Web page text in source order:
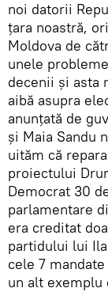
noi datorii
țara noastră,
Moldova de
unele
decenii și asta
aibă asupra
anunțată de
și Maia Sandu
uităm că
proiectului
Democrat 30
parlamentare
era creditat
partidului lui
cele 7
un alt